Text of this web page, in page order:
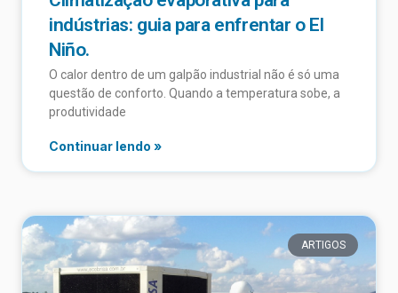
indústrias: guia para enfrentar o El
Niño.
O calor dentro de um galpão industrial não é só uma
questão de conforto. Quando a temperatura sobe, a
produtividade
Continuar lendo »
ARTIGOS